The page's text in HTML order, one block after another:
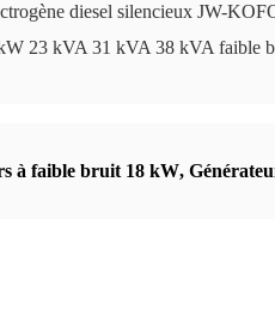
diesel silencieux JW-
23 kVA 31 kVA 38 kVA faible
à faible bruit 18 kW,